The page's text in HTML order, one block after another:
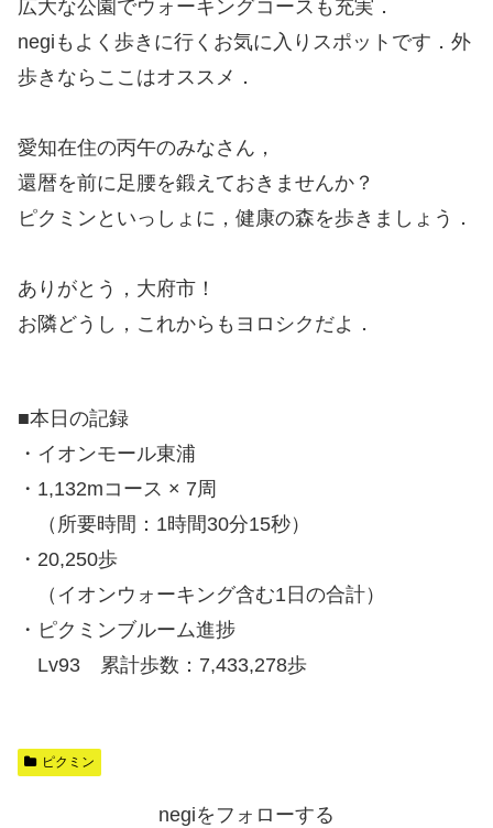
広大な公園でウォーキングコースも充実．
negiもよく歩きに行くお気に入りスポットです．外
歩きならここはオススメ．
愛知在住の丙午のみなさん，
還暦を前に足腰を鍛えておきませんか？
ピクミンといっしょに，健康の森を歩きましょう．
ありがとう，大府市！
お隣どうし，これからもヨロシクだよ．
■本日の記録
・イオンモール東浦
・1,132mコース × 7周
（所要時間：1時間30分15秒）
・20,250歩
（イオンウォーキング含む1日の合計）
・ピクミンブルーム進捗
Lv93 累計歩数：7,433,278歩
ピクミン
negiをフォローする